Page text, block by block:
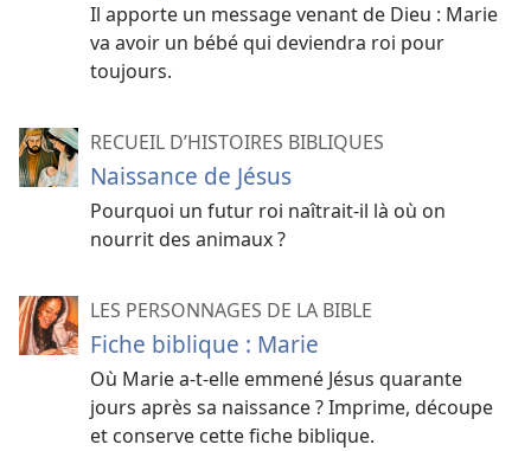
Il apporte un message venant de Dieu : Marie
va avoir un bébé qui deviendra roi pour
toujours.
RECUEIL D’HISTOIRES BIBLIQUES
Naissance de Jésus
Pourquoi un futur roi naîtrait-il là où on
nourrit des animaux ?
LES PERSONNAGES DE LA BIBLE
Fiche biblique : Marie
Où Marie a-t-elle emmené Jésus quarante
jours après sa naissance ? Imprime, découpe
et conserve cette fiche biblique.